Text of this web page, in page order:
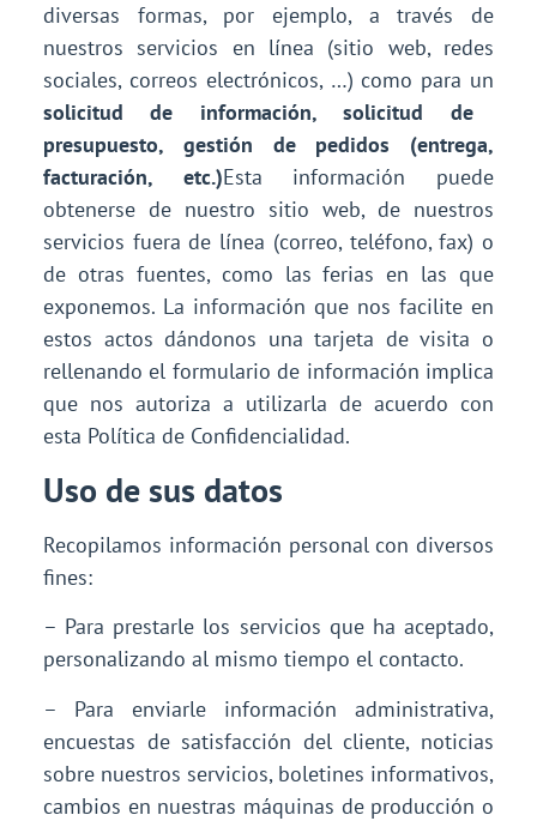
diversas formas, por ejemplo, a través de
nuestros servicios en línea (sitio web, redes
sociales, correos electrónicos, …) como para un
solicitud de información, solicitud de
presupuesto, gestión de pedidos (entrega,
facturación, etc.)Esta información puede
obtenerse de nuestro sitio web, de nuestros
servicios fuera de línea (correo, teléfono, fax) o
de otras fuentes, como las ferias en las que
exponemos. La información que nos facilite en
estos actos dándonos una tarjeta de visita o
rellenando el formulario de información implica
que nos autoriza a utilizarla de acuerdo con
esta Política de Confidencialidad.
Uso de sus datos
Recopilamos información personal con diversos
fines:
– Para prestarle los servicios que ha aceptado,
personalizando al mismo tiempo el contacto.
– Para enviarle información administrativa,
encuestas de satisfacción del cliente, noticias
sobre nuestros servicios, boletines informativos,
cambios en nuestras máquinas de producción o